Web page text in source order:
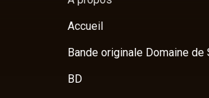
Accueil
Bande originale Domaine de
BD